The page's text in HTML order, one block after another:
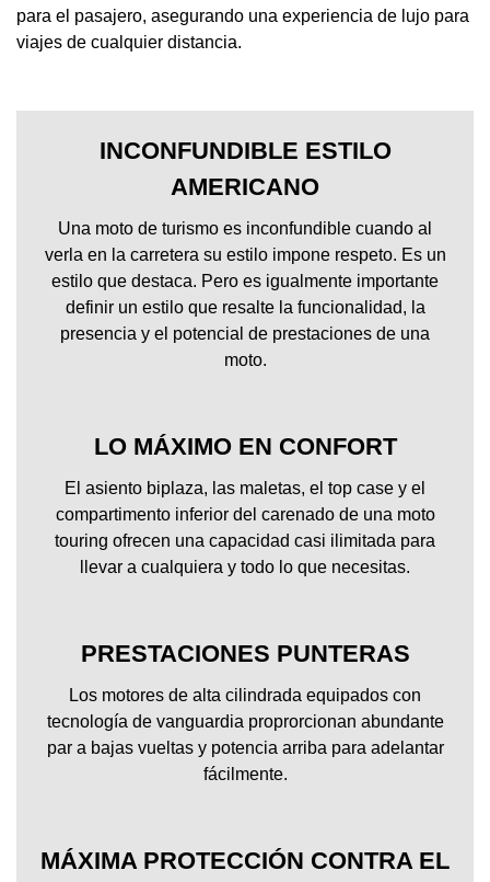
para el pasajero, asegurando una experiencia de lujo para
viajes de cualquier distancia.
INCONFUNDIBLE ESTILO
AMERICANO
Una moto de turismo es inconfundible cuando al
verla en la carretera su estilo impone respeto. Es un
estilo que destaca. Pero es igualmente importante
definir un estilo que resalte la funcionalidad, la
presencia y el potencial de prestaciones de una
moto.
LO MÁXIMO EN CONFORT
El asiento biplaza, las maletas, el top case y el
compartimento inferior del carenado de una moto
touring ofrecen una capacidad casi ilimitada para
llevar a cualquiera y todo lo que necesitas.
PRESTACIONES PUNTERAS
Los motores de alta cilindrada equipados con
tecnología de vanguardia proprorcionan abundante
par a bajas vueltas y potencia arriba para adelantar
fácilmente.
MÁXIMA PROTECCIÓN CONTRA EL